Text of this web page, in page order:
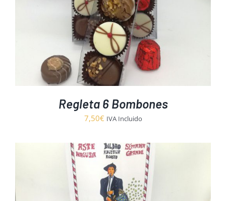
Regleta 6 Bombones
7,50€ IVA Incluido